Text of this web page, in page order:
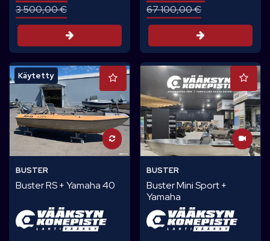
3 500,00 €
Tarjouspyyntö
67 100,00 €
Käytetty
BUSTER
Buster RS + Yamaha 40
BUSTER
Buster Mini Sport +
Yamaha